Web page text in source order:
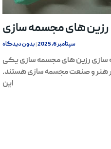
رزین های مجسمه سازی
سپتامبر 6, 2025 بدون دیدگاه
سازی رزین های مجسمه سازی یکی
در هنر و صنعت مجسمه سازی هستند.
این